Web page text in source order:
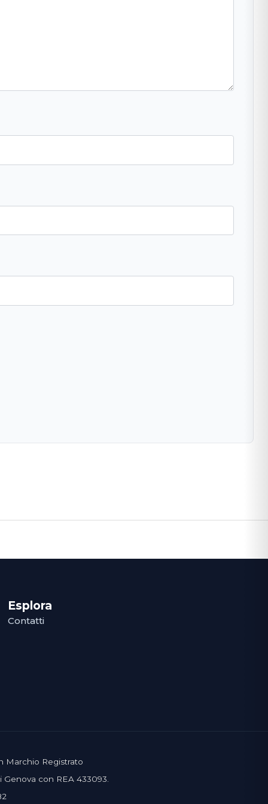
Esplora
Contatti
Marchio Registrato
con REA 433093.